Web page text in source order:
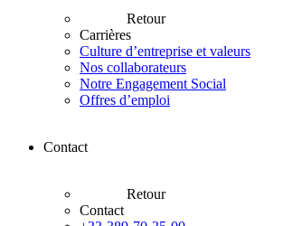
Retour
Carrières
Culture d’entreprise et valeurs
Nos collaborateurs
Notre Engagement Social
Offres d’emploi
Contact
Retour
Contact